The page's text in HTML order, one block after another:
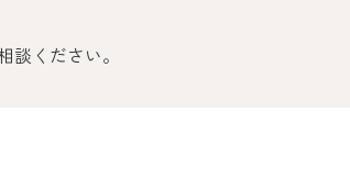
ください。